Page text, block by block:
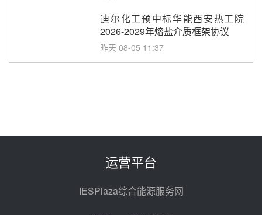
迪尔化工预中标华能西安热工院
2026-2029年熔盐介质框架协议
昨天 08-05 11:37
规模化助力构建绿色低碳电力供给
架协议项目中标候选人公示
运营平台
IESPlaza综合能源服务网